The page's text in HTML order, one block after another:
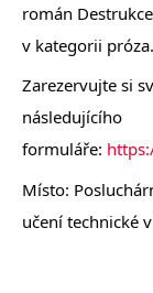
román
v kategorii próza.
Zarezervujte si
následujícího
formuláře:
Místo:
učení technické